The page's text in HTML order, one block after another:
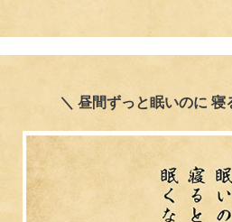
＼ 昼間ずっと眠いのに 寝